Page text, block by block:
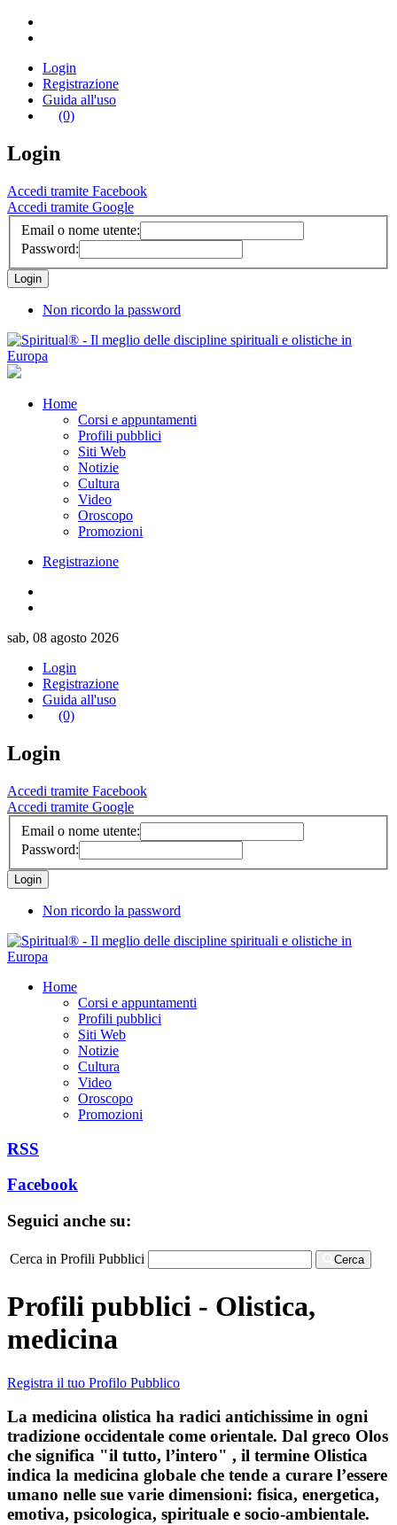
Login
Registrazione
Guida all'uso
(0)
Login
Accedi tramite Facebook
Accedi tramite Google
Email o nome utente:
Password:
Non ricordo la password
Home
Corsi e appuntamenti
Profili pubblici
Siti Web
Notizie
Cultura
Video
Oroscopo
Promozioni
Registrazione
sab, 08 agosto 2026
Login
Registrazione
Guida all'uso
(0)
Login
Accedi tramite Facebook
Accedi tramite Google
Email o nome utente:
Password:
Non ricordo la password
Home
Corsi e appuntamenti
Profili pubblici
Siti Web
Notizie
Cultura
Video
Oroscopo
Promozioni
RSS
Facebook
Seguici anche su:
Cerca in Profili Pubblici Cerca
Profili pubblici - Olistica,
medicina
Registra il tuo Profilo Pubblico
La medicina olistica ha radici antichissime in ogni
tradizione occidentale come orientale. Dal greco Olos
che significa "il tutto, l’intero" , il termine Olistica
indica la medicina globale che tende a curare l’essere
umano nelle sue varie dimensioni: fisica, energetica,
emotiva, psicologica, spirituale e socio-ambientale.